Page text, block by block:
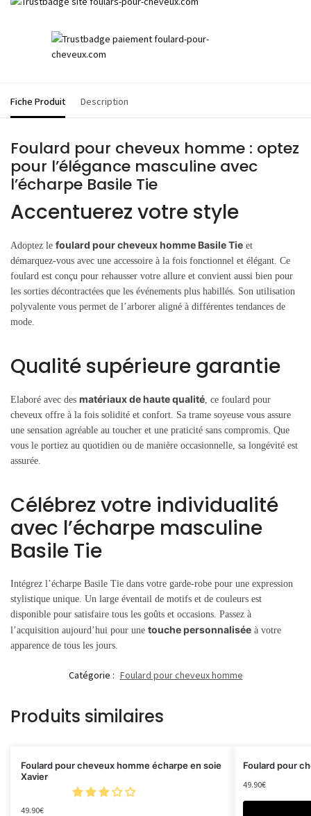
Fiche Produit Description
Foulard pour cheveux homme : optez
pour l’élégance masculine avec
l’écharpe Basile Tie
Accentuerez votre style
Adoptez le foulard pour cheveux homme Basile Tie et
démarquez-vous avec une accessoire à la fois fonctionnel et élégant. Ce
foulard est conçu pour rehausser votre allure et convient aussi bien pour
les sorties décontractées que les événements plus habillés. Son utilisation
polyvalente vous permet de l’arborer aligné à différentes tendances de
mode.
Qualité supérieure garantie
Elaboré avec des matériaux de haute qualité , ce foulard pour
cheveux offre à la fois solidité et confort. Sa trame soyeuse vous assure
une sensation agréable au toucher et une praticité sans compromis. Que
vous le portiez au quotidien ou de manière occasionnelle, sa longévité est
assurée.
Célébrez votre individualité
avec l’écharpe masculine
Basile Tie
Intégrez l’écharpe Basile Tie dans votre garde-robe pour une expression
stylistique unique. Un large éventail de motifs et de couleurs est
disponible pour satisfaire tous les goûts et occasions. Passez à
l’acquisition aujourd’hui pour une touche personnalisée à votre
apparence de tous les jours.
Catégorie : Foulard pour cheveux homme
Produits similaires
Foulard pour cheveux homme écharpe en soie
Xavier
49.90€
Foulard pour
49.90€